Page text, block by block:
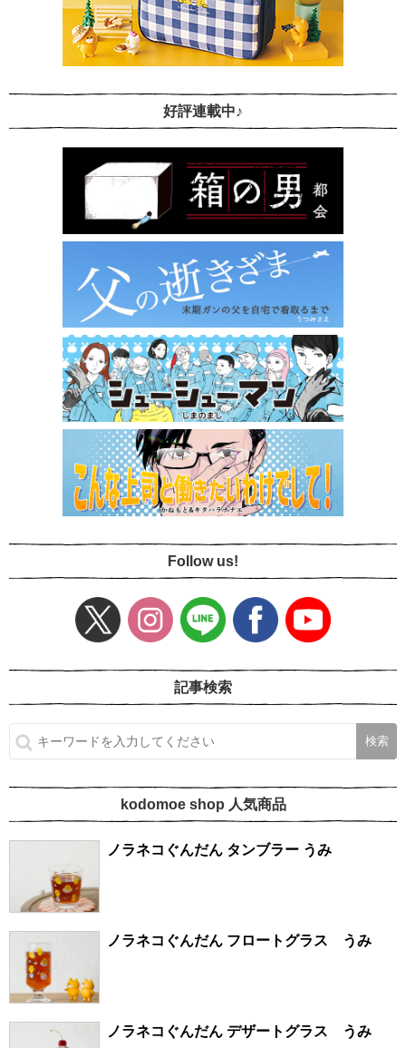
好評連載中♪
Follow us!
記事検索
kodomoe shop 人気商品
ノラネコぐんだん タンブラー うみ
ノラネコぐんだん フロートグラス うみ
ノラネコぐんだん デザートグラス うみ